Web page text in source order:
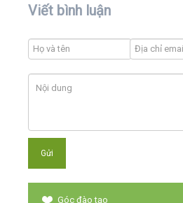
Viết bình luận
Góc đào tạo